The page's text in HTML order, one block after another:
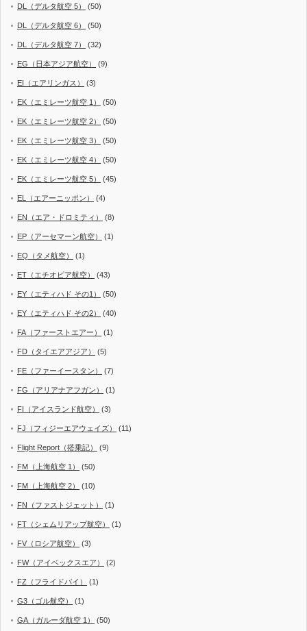
DL（デルタ航空 5） (50)
DL（デルタ航空 6） (50)
DL（デルタ航空 7） (32)
EG（日本アジア航空） (9)
EI（エアリンガス） (3)
EK（エミレーツ航空 1） (50)
EK（エミレーツ航空 2） (50)
EK（エミレーツ航空 3） (50)
EK（エミレーツ航空 4） (50)
EK（エミレーツ航空 5） (45)
EL（エアーニッポン） (4)
EN（エア・ドロミティ） (8)
EP（アーセマーン航空） (1)
EQ（タメ航空） (1)
ET（エチオピア航空） (43)
EY（エティハド その1） (50)
EY（エティハド その2） (40)
FA（ファーストエアー） (1)
FD（タイエアアジア） (5)
FE（ファーイースタン） (7)
FG（アリアナアフガン） (1)
FI（アイスランド航空） (3)
FJ（フィジーエアウェイズ） (11)
Flight Report（搭乗記） (9)
FM（上海航空 1） (50)
FM（上海航空 2） (10)
FN（ファストジェット） (1)
FT（シェムリアップ航空） (1)
FV（ロシア航空） (3)
FW（アイベックスエア） (2)
FZ（フライドバイ） (1)
G3（ゴル航空） (1)
GA（ガルーダ航空 1） (50)